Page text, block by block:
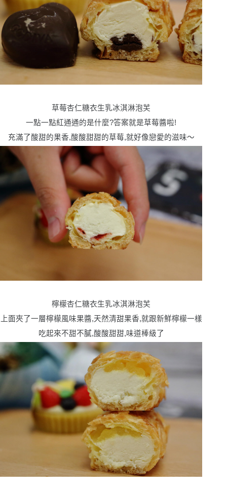
草莓杏仁糖衣生乳冰淇淋泡芙
一點一點紅通通的是什麼?答案就是草莓醬啦!
充滿了酸甜的果香,酸酸甜甜的草莓,就好像戀愛的滋味〜
檸檬杏仁糖衣生乳冰淇淋泡芙
上面夾了一層檸檬風味果醬,天然清甜果香,就跟新鮮檸檬一樣
吃起來不甜不膩,酸酸甜甜,味道棒級了